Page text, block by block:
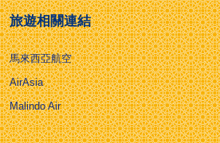
旅遊相關連結
馬來西亞航空
AirAsia
Malindo Air